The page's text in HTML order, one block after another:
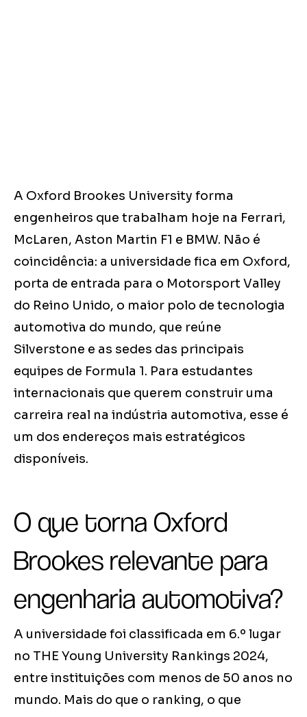
A Oxford Brookes University forma
engenheiros que trabalham hoje na Ferrari,
McLaren, Aston Martin F1 e BMW. Não é
coincidência: a universidade fica em Oxford,
porta de entrada para o Motorsport Valley
do Reino Unido, o maior polo de tecnologia
automotiva do mundo, que reúne
Silverstone e as sedes das principais
equipes de Formula 1. Para estudantes
internacionais que querem construir uma
carreira real na indústria automotiva, esse é
um dos endereços mais estratégicos
disponíveis.
O que torna Oxford
Brookes relevante para
engenharia automotiva?
A universidade foi classificada em 6.º lugar
no THE Young University Rankings 2024,
entre instituições com menos de 50 anos no
mundo. Mais do que o ranking, o que